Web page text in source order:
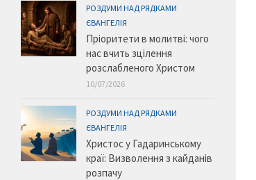
РОЗДУМИ НАД РЯДКАМИ
ЄВАНГЕЛІЯ
Пріоритети в молитві: чого
нас вчить зцілення
розслабленого Христом
10/07/2026
РОЗДУМИ НАД РЯДКАМИ
ЄВАНГЕЛІЯ
Христос у Гадаринському
краї: Визволення з кайданів
розпачу